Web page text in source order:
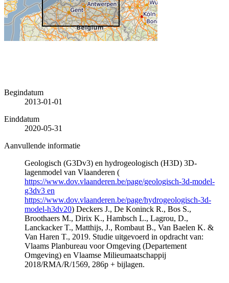
Begindatum
2013-01-01
Einddatum
2020-05-31
Aanvullende informatie
Geologisch (G3Dv3) en hydrogeologisch (H3D) 3D-
lagenmodel van Vlaanderen (
https://www.dov.vlaanderen.be/page/geologisch-3d-model-
g3dv3 en
https://www.dov.vlaanderen.be/page/hydrogeologisch-3d-
model-h3dv20) Deckers J., De Koninck R., Bos S.,
Broothaers M., Dirix K., Hambsch L., Lagrou, D.,
Lanckacker T., Matthijs, J., Rombaut B., Van Baelen K. &
Van Haren T., 2019. Studie uitgevoerd in opdracht van:
Vlaams Planbureau voor Omgeving (Departement
Omgeving) en Vlaamse Milieumaatschappij
2018/RMA/R/1569, 286p + bijlagen.